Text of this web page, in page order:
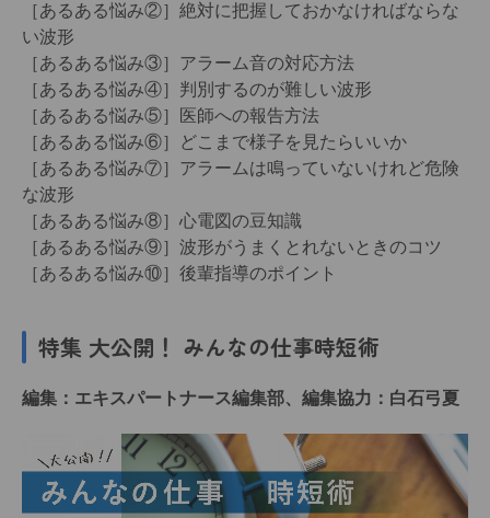
［あるある悩み②］絶対に把握しておかなければならな
い波形
［あるある悩み③］アラーム音の対応方法
［あるある悩み④］判別するのが難しい波形
［あるある悩み⑤］医師への報告方法
［あるある悩み⑥］どこまで様子を見たらいいか
［あるある悩み⑦］アラームは鳴っていないけれど危険
な波形
［あるある悩み⑧］心電図の豆知識
［あるある悩み⑨］波形がうまくとれないときのコツ
［あるある悩み⑩］後輩指導のポイント
特集 大公開！ みんなの仕事時短術
編集：エキスパートナース編集部、編集協力：白石弓夏